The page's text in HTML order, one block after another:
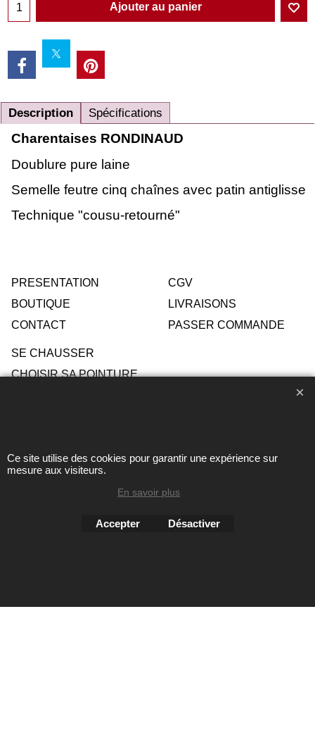
Ajouter au panier
Description Spécifications
Charentaises RONDINAUD
Doublure pure laine
Semelle feutre cinq chaînes avec patin antiglisse
Technique "cousu-retourné"
PRESENTATION
BOUTIQUE
CONTACT
CGV
LIVRAISONS
PASSER COMMANDE
SE CHAUSSER
CHOISIR SA POINTURE
Toute reproduction de textes, photos ou autres éléments des
peine de poursuites
Ce site utilise des cookies pour garantir une expérience sur
mesure aux visiteurs.
En savoir plus
Accepter Désactiver